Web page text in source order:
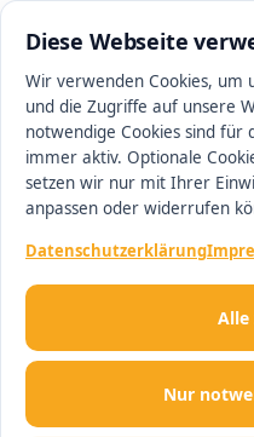
Diese Webseite
Wir verwenden Cookies, um
und die Zugriffe auf unsere
notwendige Cookies sind
immer aktiv. Optionale
setzen wir nur mit Ihrer
anpassen oder widerrufen
Datenschutzerklärung
Nur
Alle